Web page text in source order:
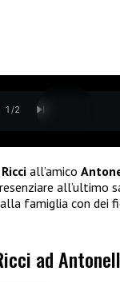
1 /2
all’amico
all’ultimo
famiglia con dei
ad